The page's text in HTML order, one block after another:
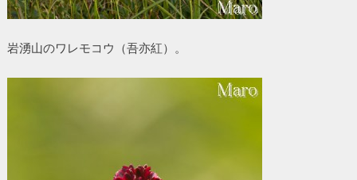
岩湧山のワレモコウ（吾亦紅）。